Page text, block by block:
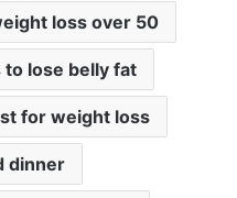
loss over 50
lose belly fat
for weight loss
dinner